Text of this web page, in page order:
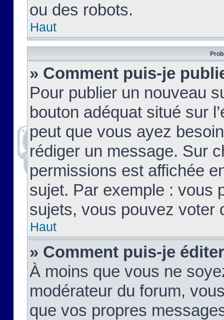
ou des robots.
Haut
» Comment puis-je
Pour publier un nouveau
bouton adéquat situé sur
peut que vous ayez
rédiger un message. Sur
permissions est affichée
sujet. Par exemple : vous
sujets, vous pouvez voter
Haut
» Comment puis-je
À moins que vous ne
modérateur du forum,
que vos propres